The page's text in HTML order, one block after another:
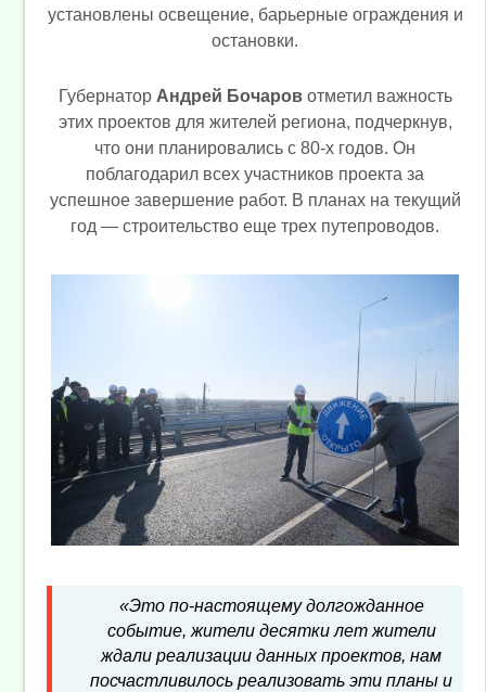
установлены освещение, барьерные ограждения и
остановки.
Губернатор Андрей Бочаровотметил важность
этих проектов для жителей региона, подчеркнув,
что они планировались с 80-х годов. Он
поблагодарил всех участников проекта за
успешное завершение работ. В планах на текущий
год — строительство еще трех путепроводов.
«Это по-настоящему долгожданное
событие, жители десятки лет жители
ждали реализации данных проектов, нам
посчастливилось реализовать эти планы и